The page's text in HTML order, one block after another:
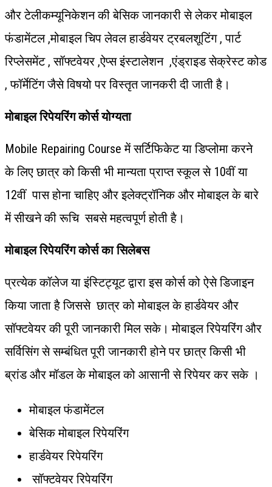
और टेलीकम्यूनिकेशन की बेसिक जानकारी से लेकर मोबाइल
फंडामेंटल ,मोबाइल चिप लेवल हार्डवेयर ट्रबलशूटिंग , पार्ट
रिप्लेसमेंट , सॉफ्टवेयर ,ऐप्स इंस्टालेशन ,एंड्राइड सेक्रेस्ट कोड
, फॉर्मेटिंग जैसे विषयो पर विस्तृत जानकरी दी जाती है।
मोबाइल रिपेयरिंग कोर्स योग्यता
Mobile Repairing Course में सर्टिफिकेट या डिप्लोमा करने
के लिए छात्र को किसी भी मान्यता प्राप्त स्कूल से 10वीं या
12वीं पास होना चाहिए और इलेक्ट्रॉनिक और मोबाइल के बारे
में सीखने की रूचि सबसे महत्वपूर्ण होती है।
मोबाइलरिपेयरिंगकोर्सकासिलेबस
प्रत्येक कॉलेज या इंस्टिट्यूट द्वारा इस कोर्स को ऐसे डिजाइन
किया जाता है जिससे छात्र को मोबाइल के हार्डवेयर और
सॉफ्टवेयर की पूरी जानकारी मिल सके। मोबाइल रिपेयरिंग और
सर्विसिंग से सम्बंधित पूरी जानकारी होने पर छात्र किसी भी
ब्रांड और मॉडल के मोबाइल को आसानी से रिपेयर कर सके ।
मोबाइल फंडामेंटल
बेसिक मोबाइल रिपेयरिंग
हार्डवेयर रिपेयरिंग
सॉफ्टवेयर रिपेयरिंग